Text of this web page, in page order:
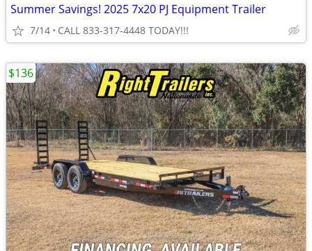
Summer Savings! 2025 7x20 PJ Equipment Trailer
7/14 CALL 833-317-4448 TODAY!!!
$136